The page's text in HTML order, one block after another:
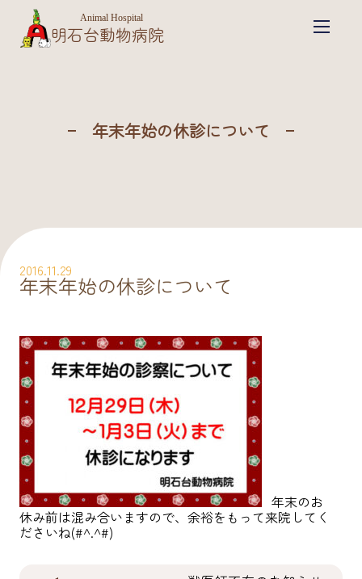
Animal Hospital
明石台動物病院
年末年始の休診について
2016.11.29
年末年始の休診について
年末のお
休み前は混み合いますので、余裕をもって来院してく
ださいね(#^.^#)